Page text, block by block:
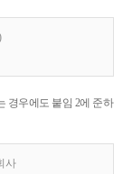
경우에도 붙임 2에 준하
사